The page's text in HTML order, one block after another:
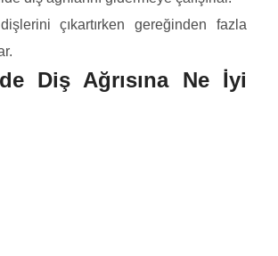
çıkartırken gereğinden fazla
Diş Ağrısına Ne İyi